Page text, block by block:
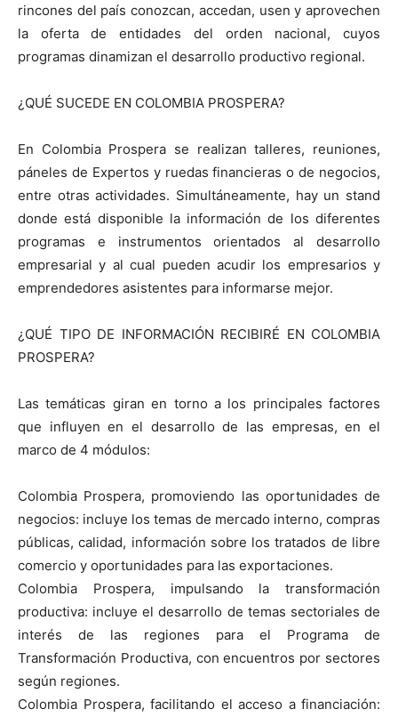
rincones del país conozcan, accedan, usen y aprovechen
la oferta de entidades del orden nacional, cuyos
programas dinamizan el desarrollo productivo regional.
¿QUÉ SUCEDE EN COLOMBIA PROSPERA?
En Colombia Prospera se realizan talleres, reuniones,
páneles de Expertos y ruedas financieras o de negocios,
entre otras actividades. Simultáneamente, hay un stand
donde está disponible la información de los diferentes
programas e instrumentos orientados al desarrollo
empresarial y al cual pueden acudir los empresarios y
emprendedores asistentes para informarse mejor.
¿QUÉ TIPO DE INFORMACIÓN RECIBIRÉ EN COLOMBIA
PROSPERA?
Las temáticas giran en torno a los principales factores
que influyen en el desarrollo de las empresas, en el
marco de 4 módulos:
Colombia Prospera, promoviendo las oportunidades de
negocios: incluye los temas de mercado interno, compras
públicas, calidad, información sobre los tratados de libre
comercio y oportunidades para las exportaciones.
Colombia Prospera, impulsando la transformación
productiva: incluye el desarrollo de temas sectoriales de
interés de las regiones para el Programa de
Transformación Productiva, con encuentros por sectores
según regiones.
Colombia Prospera, facilitando el acceso a financiación: